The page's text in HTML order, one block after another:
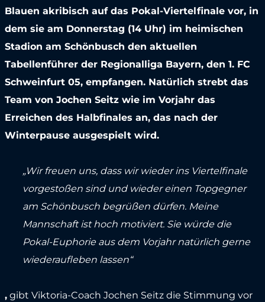
Blauen akribisch auf das Pokal-Viertelfinale vor, in
dem sie am Donnerstag (14 Uhr) im heimischen
Stadion am Schönbusch den aktuellen
Tabellenführer der Regionalliga Bayern, den 1. FC
Schweinfurt 05, empfangen. Natürlich strebt das
Team von Jochen Seitz wie im Vorjahr das
Erreichen des Halbfinales an, das nach der
Winterpause ausgespielt wird.
„Wir freuen uns, dass wir wieder ins Viertelfinale
vorgestoßen sind und wieder einen Topgegner
am Schönbusch begrüßen dürfen. Meine
Mannschaft ist hoch motiviert. Sie würde die
Pokal-Euphorie aus dem Vorjahr natürlich gerne
wiederaufleben lassen“
,gibt Viktoria-Coach Jochen Seitz die Stimmung vor